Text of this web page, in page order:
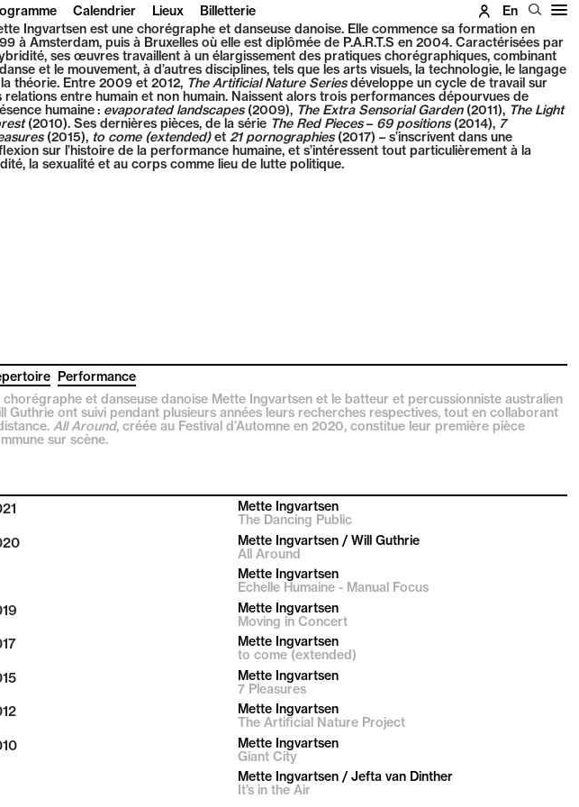
Calendrier Lieux Billetterie En
Ingvartsen est une chorégraphe et danseuse danoise. Elle commence sa formation en
à Amsterdam, puis à Bruxelles où elle est diplômée de P.A.R.T.S en 2004. Caractérisées par
ses œuvres travaillent à un élargissement des pratiques chorégraphiques, combinant
et le mouvement, à d’autres disciplines, tels que les arts visuels, la technologie, le langage
théorie. Entre 2009 et 2012, The Artificial Nature Seriesdéveloppe un cycle de travail sur
relations entre humain et non humain. Naissent alors trois performances dépourvues de
humaine : evaporated landscapes(2009), The Extra Sensorial Garden(2011), The Light
(2010). Ses dernières pièces, de la série The Red Pieces– 69 positions(2014), 7
(2015), to come (extended)et 21 pornographies(2017) – s’inscrivent dans une
sur l’histoire de la performance humaine, et s’intéressent tout particulièrement à la
la sexualité et au corps comme lieu de lutte politique.
Performance
chorégraphe et danseuse danoise Mette Ingvartsen et le batteur et percussionniste australien
Guthrie ont suivi pendant plusieurs années leurs recherches respectives, tout en collaborant
All Around, créée au Festival d’Automne en 2020, constitue leur première pièce
sur scène.
Mette Ingvartsen
The Dancing Public
Mette Ingvartsen / Will Guthrie
All Around
Mette Ingvartsen
Echelle Humaine - Manual Focus
Mette Ingvartsen
Moving in Concert
Mette Ingvartsen
to come (extended)
Mette Ingvartsen
7 Pleasures
Mette Ingvartsen
The Artificial Nature Project
Mette Ingvartsen
Giant City
Mette Ingvartsen / Jefta van Dinther
It’s in the Air